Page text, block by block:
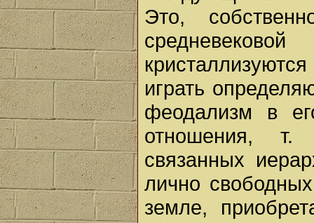
Это,
играть
феодализм в
отношения, т.
связанных
лично
земле,